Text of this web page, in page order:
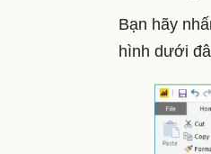
Bạn hãy
hình dưới